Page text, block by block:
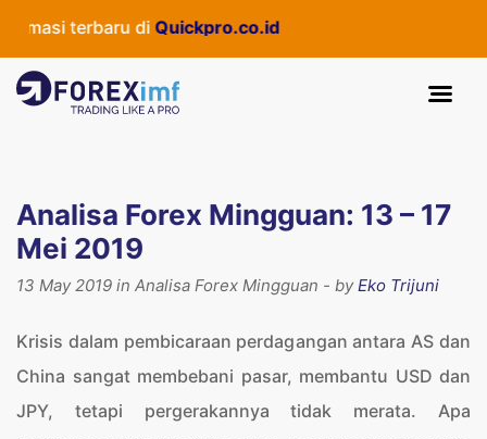
diQuickpro.co.id
Analisa Forex Mingguan: 13 – 17
Mei 2019
13 May 2019 in Analisa Forex Mingguan - byEko Trijuni
Krisis dalam pembicaraan perdagangan antara AS dan
China sangat membebani pasar, membantu USD dan
JPY, tetapi pergerakannya tidak merata. Apa